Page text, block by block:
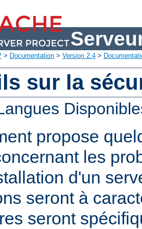
> Documentation > Version 2.4 >
sur la
propose
les
d'un
seront à
seront